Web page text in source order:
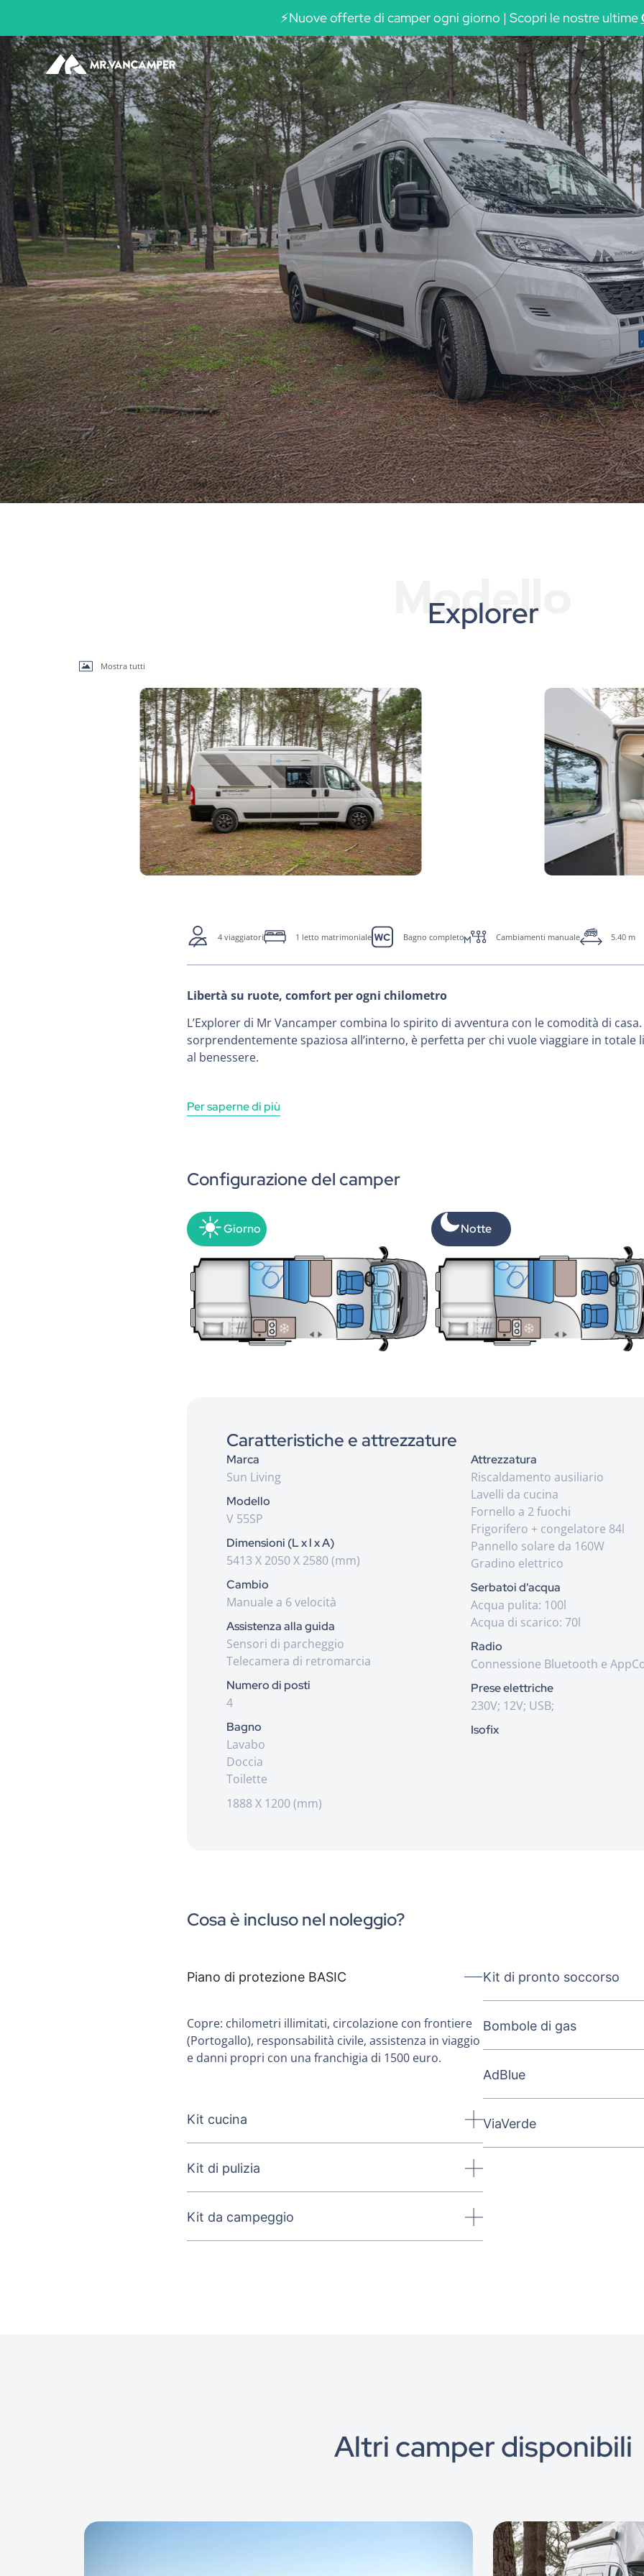
⚡Nuove offerte di camper ogni giorno | Scopri le nostre ultime
Vedi la disponibilità
Modello
Explorer
Mostra tutti
4 viaggiatori 1 letto matrimoniale Bagno completo Cambiamenti manuale 5.40 m
Libertà su ruote, comfort per ogni chilometro
L’Explorer di Mr Vancamper combina lo spirito di avventura con le comodità di
sorprendentemente spaziosa all’interno, è perfetta per chi vuole viaggiare in totale
al benessere.
Per saperne di più
Configurazione del camper
Giorno Notte
Caratteristiche e attrezzature
Marca
Sun Living
Modello
V 55SP
Dimensioni (L x l x A)
5413 X 2050 X 2580 (mm)
Cambio
Manuale a 6 velocità
Assistenza alla guida
Sensori di parcheggio
Telecamera di retromarcia
Numero di posti
4
Bagno
Lavabo
Doccia
Toilette
1888 X 1200 (mm)
Attrezzatura
Riscaldamento ausiliario
Lavelli da cucina
Fornello a 2 fuochi
Frigorifero + congelatore 84l
Pannello solare da 160W
Gradino elettrico
Serbatoi d'acqua
Acqua pulita: 100l
Acqua di scarico: 70l
Radio
Connessione Bluetooth e
Prese elettriche
230V; 12V; USB;
Isofix
Cosa è incluso nel noleggio?
Piano di protezione BASIC
Copre: chilometri illimitati, circolazione con frontiere
(Portogallo), responsabilità civile, assistenza in viaggio
e danni propri con una franchigia di 1500 euro.
Kit cucina
Kit di pulizia
Kit da campeggio
Kit di pronto soccorso
Bombole di gas
AdBlue
ViaVerde
Altri camper disponibili